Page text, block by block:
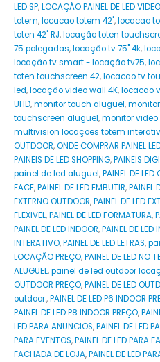
LED SP,LOCAÇÃO PAINEL DE LED VIDEO
totem,locacao totem 42",locacao
toten 42" RJ,locação toten
75 polegadas,locação tv 75" 4k,
locação tv smart - locação tv75,
toten touchscreen 42,locacao tv
led,locação video wall 4K,locacao
UHD,monitor touch aluguel,
touchscreen aluguel,monitor video
multivision locações totem
OUTDOOR,ONDE COMPRAR PAINEL
PAINEIS DE LED SHOPPING,PAINEIS
painel de led aluguel,PAINEL DE LED
FACE,PAINEL DE LED EMBUTIR,PAINEL
EXTERNO OUTDOOR,PAINEL DE LED
FLEXIVEL,PAINEL DE LED FORMATURA,
PAINEL DE LED INDOOR,PAINEL DE LED
INTERATIVO,PAINEL DE LED LETRAS,
LOCAÇÃO PREÇO,PAINEL DE LED NO
ALUGUEL,painel de led outdoor
OUTDOOR PREÇO,PAINEL DE LED
outdoor.,PAINEL DE LED P6 INDOOR
PAINEL DE LED P8 INDOOR PREÇO,
LED PARA ANUNCIOS,PAINEL DE LED
PARA EVENTOS,PAINEL DE LED PARA
FACHADA DE LOJA,PAINEL DE LED